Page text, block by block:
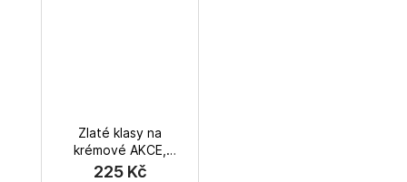
Zlaté klasy na
krémové AKCE,
dvojitá gázovina
225 Kč